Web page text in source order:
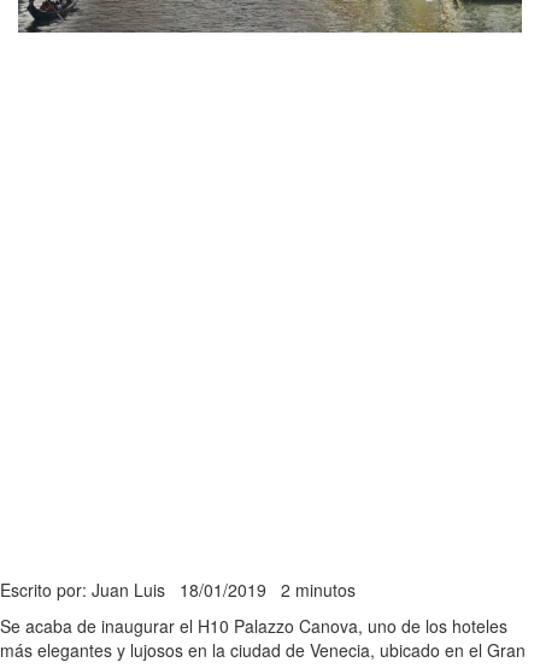
Escrito por: Juan Luis 18/01/2019 2 minutos
Se acaba de inaugurar el H10 Palazzo Canova, uno de los hoteles
más elegantes y lujosos en la ciudad de Venecia, ubicado en el Gran